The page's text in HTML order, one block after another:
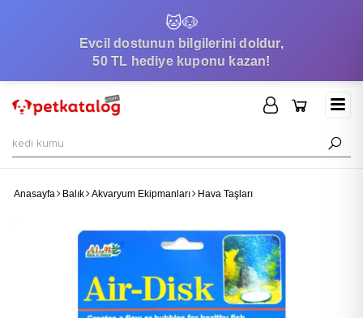
🐱🐶
Evcil dostunun bilgilerini doldur,
50 TL hediye kuponu kazan!
Anasayfa Balık Akvaryum Ekipmanları Hava Taşları